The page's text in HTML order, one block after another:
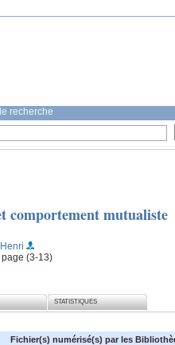
recherche
comportement mutualiste
(3-13)
STATISTIQUES
Fichier(s) numérisé(s) par les